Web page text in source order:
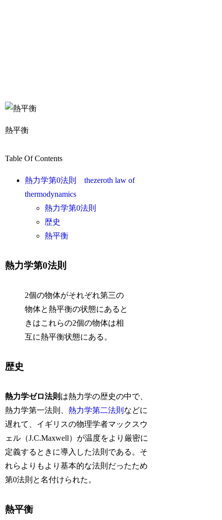
熱平衡
Table Of Contents
熱力学第0法則 thezeroth law of
thermodynamics
熱力学第0法則
歴史
熱平衡
熱力学第0法則
2個の物体がそれぞれ第三の
物体と熱平衡の状態にあると
きはこれらの2個の物体は相
互に熱平衡状態にある。
歴史
熱力学ゼロ法則 は熱力学の歴史の中で、
熱力学第一法則、熱力学第二法則 などに
遅れて、イギリスの物理学者マックスウ
ェル（J.C.Maxwell）が温度をより厳密に
定義するときに導入した法則である。そ
れらよりもより基本的な法則だったため
第0法則と名付けられた。
熱平衡